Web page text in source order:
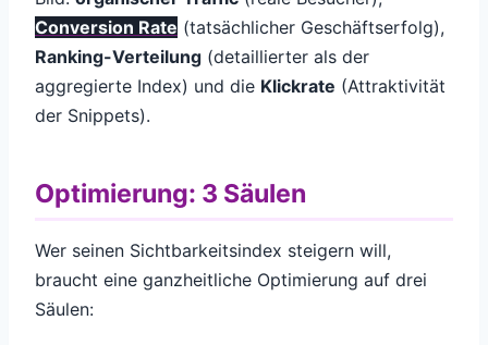
Conversion Rate (tatsächlicher Geschäftserfolg),
Ranking-Verteilung (detaillierter als der
aggregierte Index) und die Klickrate (Attraktivität
der Snippets).
Optimierung: 3 Säulen
Wer seinen Sichtbarkeitsindex steigern will,
braucht eine ganzheitliche Optimierung auf drei
Säulen: